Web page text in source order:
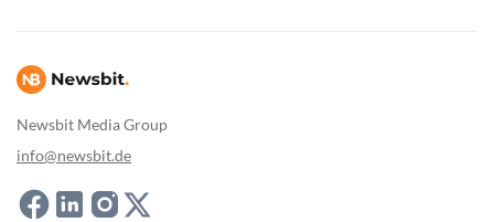
Newsbit Media Group
info@newsbit.de